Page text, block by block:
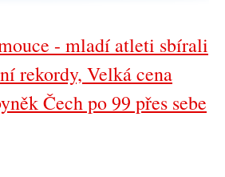
- mladí atleti sbírali
rekordy, Velká cena
Čech po 99 přes sebe